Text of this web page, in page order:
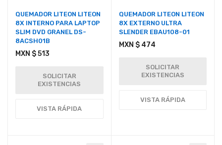
QUEMADOR LITEON LITEON
8X INTERNO PARA LAPTOP
SLIM DVD GRANEL DS-
8ACSH01B
MXN $ 513
SOLICITAR
EXISTENCIAS
VISTA RÁPIDA
QUEMADOR LITEON LITEON
8X EXTERNO ULTRA
SLENDER EBAU108-01
MXN $ 474
SOLICITAR
EXISTENCIAS
VISTA RÁPIDA